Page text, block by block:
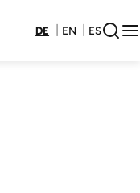
DE EN ES